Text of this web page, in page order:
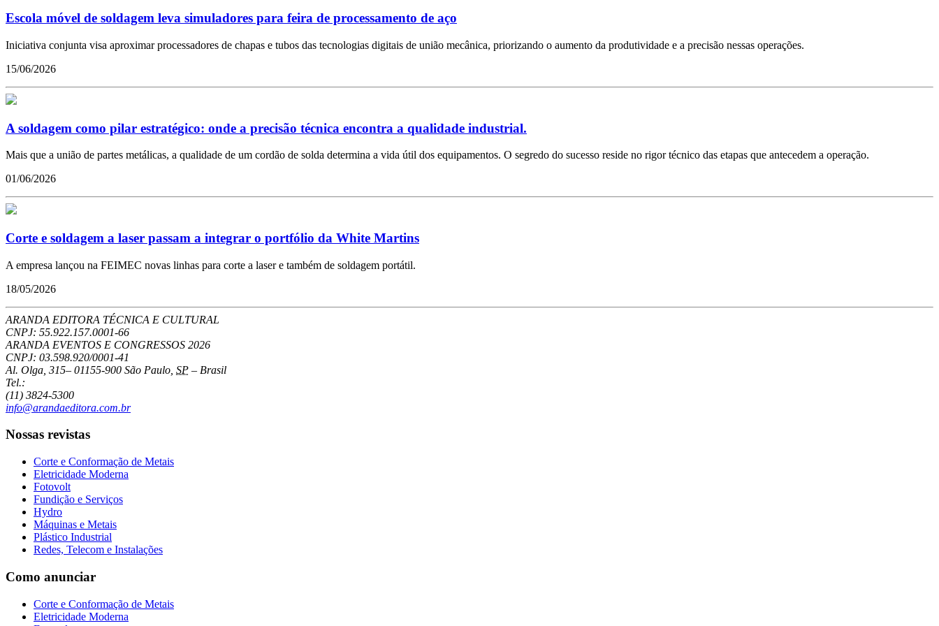
Escola móvel de soldagem leva simuladores para feira de processamento de aço
Iniciativa conjunta visa aproximar processadores de chapas e tubos das tecnologias digitais de união mecânica, priorizando o aumento da produtividade e a precisão nessas operações.
15/06/2026
A soldagem como pilar estratégico: onde a precisão técnica encontra a qualidade industrial.
Mais que a união de partes metálicas, a qualidade de um cordão de solda determina a vida útil dos equipamentos. O segredo do sucesso reside no rigor técnico das etapas que antecedem a operação.
01/06/2026
Corte e soldagem a laser passam a integrar o portfólio da White Martins
A empresa lançou na FEIMEC novas linhas para corte a laser e também de soldagem portátil.
18/05/2026
ARANDA EDITORA TÉCNICA E CULTURAL
CNPJ: 55.922.157.0001-66
ARANDA EVENTOS E CONGRESSOS 2026
CNPJ: 03.598.920/0001-41
Al. Olga, 315– 01155-900 São Paulo SP – Brasil
Tel.:
(11) 3824-5300
info@arandaeditora.com.br
Nossas revistas
Corte e Conformação de Metais
Eletricidade Moderna
Fotovolt
Fundição e Serviços
Hydro
Máquinas e Metais
Plástico Industrial
Redes, Telecom e Instalações
Como anunciar
Corte e Conformação de Metais
Eletricidade Moderna